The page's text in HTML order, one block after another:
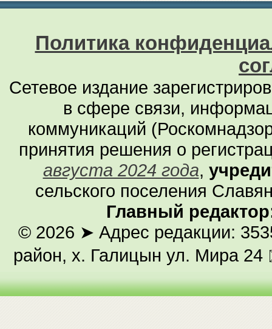
Политика
Сетевое издание
в сфере связи,
коммуникаций
принятия решения о
августа 2024 года,
сельского поселения
Главный
© 2026 ➤ Адрес редакции:
район, х. Галицын ул. Мира